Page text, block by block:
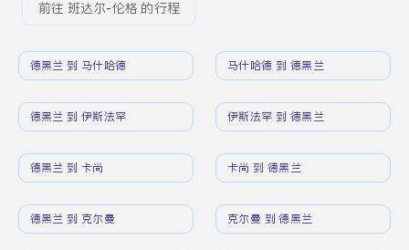
前往 班达尔-伦格 的行程
德黑兰 到 马什哈德 马什哈德 到 德黑兰
德黑兰 到 伊斯法罕 伊斯法罕 到 德黑兰
德黑兰 到 卡尚 卡尚 到 德黑兰
德黑兰 到 克尔曼 克尔曼 到 德黑兰